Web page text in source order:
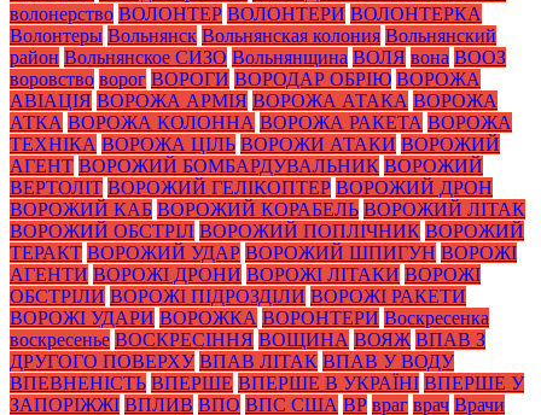
волонерство ВОЛОНТЕР ВОЛОНТЕРИ ВОЛОНТЕРКА
Волонтеры Вольнянск Вольнянская колония Вольнянский
район Вольнянское СИЗО Вольнянщина ВОЛЯ вона ВООЗ
воровство ворог ВОРОГИ ВОРОДАР ОБРІЮ ВОРОЖА
АВІАЦІЯ ВОРОЖА АРМІЯ ВОРОЖА АТАКА ВОРОЖА
АТКА ВОРОЖА КОЛОННА ВОРОЖА РАКЕТА ВОРОЖА
ТЕХНІКА ВОРОЖА ЦІЛЬ ВОРОЖИ АТАКИ ВОРОЖИЙ
АГЕНТ ВОРОЖИЙ БОМБАРДУВАЛЬНИК ВОРОЖИЙ
ВЕРТОЛІТ ВОРОЖИЙ ГЕЛІКОПТЕР ВОРОЖИЙ ДРОН
ВОРОЖИЙ КАБ ВОРОЖИЙ КОРАБЕЛЬ ВОРОЖИЙ ЛІТАК
ВОРОЖИЙ ОБСТРІЛ ВОРОЖИЙ ПОПЛІЧНИК ВОРОЖИЙ
ТЕРАКТ ВОРОЖИЙ УДАР ВОРОЖИЙ ШПИГУН ВОРОЖІ
АГЕНТИ ВОРОЖІ ДРОНИ ВОРОЖІ ЛІТАКИ ВОРОЖІ
ОБСТРІЛИ ВОРОЖІ ПІДРОЗДІЛИ ВОРОЖІ РАКЕТИ
ВОРОЖІ УДАРИ ВОРОЖКА ВОРОНТЕРИ Воскресенка
воскресенье ВОСКРЕСІННЯ ВОЩИНА ВОЯЖ ВПАВ З
ДРУГОГО ПОВЕРХУ ВПАВ ЛІТАК ВПАВ У ВОДУ
ВПЕВНЕНІСТЬ ВПЕРШЕ ВПЕРШЕ В УКРАЇНІ ВПЕРШЕ У
ЗАПОРІЖЖІ ВПЛИВ ВПО ВПС США ВР враг врач Врачи